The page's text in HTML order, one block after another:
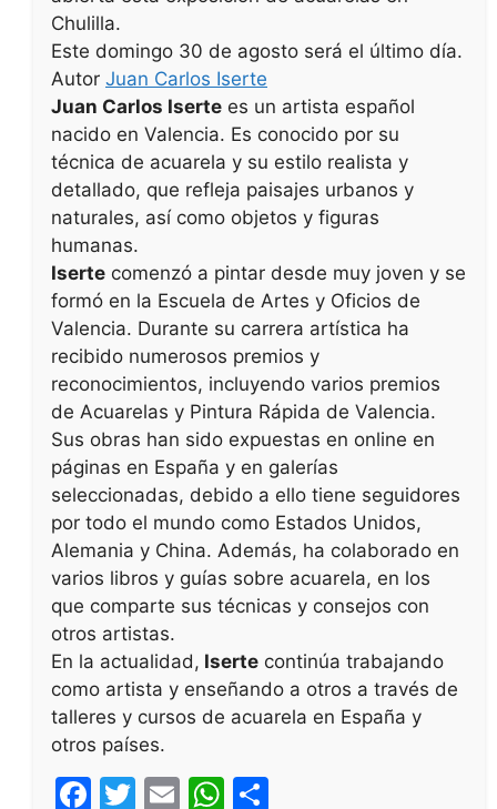
Chulilla.
Este domingo 30 de agosto será el último día.
Autor Juan Carlos Iserte
Juan Carlos Iserte es un artista español
nacido en Valencia. Es conocido por su
técnica de acuarela y su estilo realista y
detallado, que refleja paisajes urbanos y
naturales, así como objetos y figuras
humanas.
Iserte comenzó a pintar desde muy joven y se
formó en la Escuela de Artes y Oficios de
Valencia. Durante su carrera artística ha
recibido numerosos premios y
reconocimientos, incluyendo varios premios
de Acuarelas y Pintura Rápida de Valencia.
Sus obras han sido expuestas en online en
páginas en España y en galerías
seleccionadas, debido a ello tiene seguidores
por todo el mundo como Estados Unidos,
Alemania y China. Además, ha colaborado en
varios libros y guías sobre acuarela, en los
que comparte sus técnicas y consejos con
otros artistas.
En la actualidad, Iserte continúa trabajando
como artista y enseñando a otros a través de
talleres y cursos de acuarela en España y
otros países.
F
T
E
W